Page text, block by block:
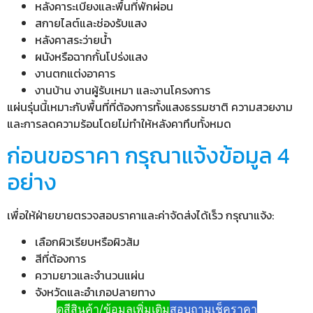
หลังคาระเบียงและพื้นที่พักผ่อน
สกายไลต์และช่องรับแสง
หลังคาสระว่ายน้ำ
ผนังหรือฉากกั้นโปร่งแสง
งานตกแต่งอาคาร
งานบ้าน งานผู้รับเหมา และงานโครงการ
แผ่นรุ่นนี้เหมาะกับพื้นที่ที่ต้องการทั้งแสงธรรมชาติ ความสวยงาม
และการลดความร้อนโดยไม่ทำให้หลังคาทึบทั้งหมด
ก่อนขอราคา กรุณาแจ้งข้อมูล 4
อย่าง
เพื่อให้ฝ่ายขายตรวจสอบราคาและค่าจัดส่งได้เร็ว กรุณาแจ้ง:
เลือกผิวเรียบหรือผิวส้ม
สีที่ต้องการ
ความยาวและจำนวนแผ่น
จังหวัดและอำเภอปลายทาง
ดูสีสินค้า/ข้อมูลเพิ่มเติมสอบถามเช็คราคา